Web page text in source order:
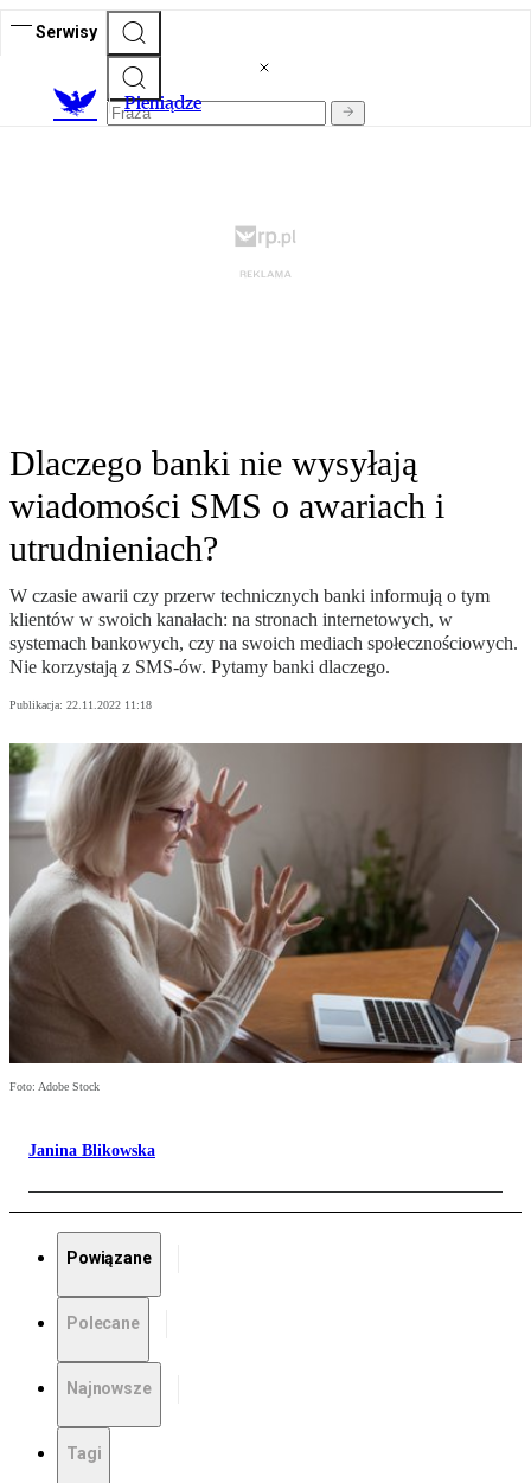
Serwisy
Pieniądze
Dlaczego banki nie wysyłają
wiadomości SMS o awariach i
utrudnieniach?
W czasie awarii czy przerw technicznych banki informują o tym
klientów w swoich kanałach: na stronach internetowych, w
systemach bankowych, czy na swoich mediach społecznościowych.
Nie korzystają z SMS-ów. Pytamy banki dlaczego.
Publikacja: 22.11.2022 11:18
Foto: Adobe Stock
Janina Blikowska
Powiązane
Polecane
Najnowsze
Tagi